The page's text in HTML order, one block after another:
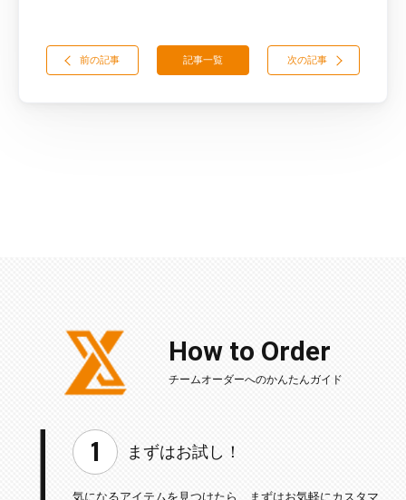
前の記事 記事一覧 次の記事
How to Order
チームオーダーへのかんたんガイド
まずはお試し！
気になるアイテムを見つけたら、
まずはお気軽にカスタマ